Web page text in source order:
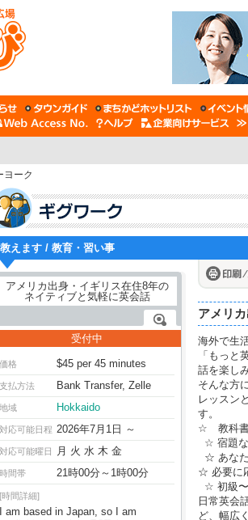
ヨーク
教えます / 教育・習い事
受付中
価格 $45 per 45 minutes
支払方法 Bank Transfer, Zelle
地域 Hokkaido
対応可能日程 2026年7月1日 ～
対応可能曜日 月 火 水 木 金
時間帯 21時00分～1時00分
[時間詳細]
I am based in Japan, so I am
アメリ
海外で生
「もっ
話を楽し
そんな方
レッスン
す。
☆ 教科書
☆ 宿題
☆ あな
☆ 必要に
☆ 初級
日常英会
ど、幅広